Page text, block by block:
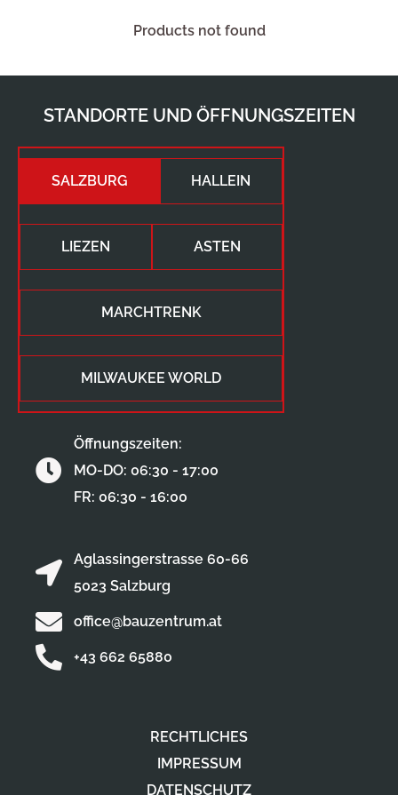
Products not found
RECHTLICHES
IMPRESSUM
DATENSCHUTZ
STANDORTE UND ÖFFNUNGSZEITEN
SALZBURG HALLEIN
LIEZEN ASTEN
MARCHTRENK
MILWAUKEE WORLD
Aglassingerstrasse 60-66
5023 Salzburg
office@bauzentrum.at
+43 662 65880
Öffnungszeiten:
MO-DO: 06:30 - 17:00
FR: 06:30 - 16:00